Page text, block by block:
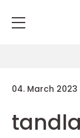
04. March 2023